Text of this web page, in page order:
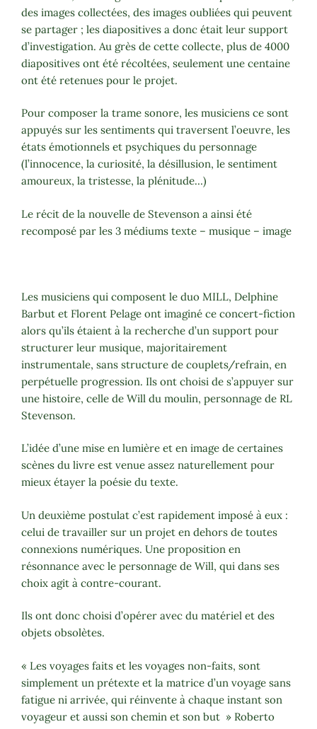
des images collectées, des images oubliées qui peuvent
se partager ; les diapositives a donc était leur support
d’investigation. Au grès de cette collecte, plus de 4000
diapositives ont été récoltées, seulement une centaine
ont été retenues pour le projet.
Pour composer la trame sonore, les musiciens ce sont
appuyés sur les sentiments qui traversent l’oeuvre, les
états émotionnels et psychiques du personnage
(l’innocence, la curiosité, la désillusion, le sentiment
amoureux, la tristesse, la plénitude…)
Le récit de la nouvelle de Stevenson a ainsi été
recomposé par les 3 médiums texte – musique – image
Les musiciens qui composent le duo MILL, Delphine
Barbut et Florent Pelage ont imaginé ce concert-fiction
alors qu’ils étaient à la recherche d’un support pour
structurer leur musique, majoritairement
instrumentale, sans structure de couplets/refrain, en
perpétuelle progression. Ils ont choisi de s’appuyer sur
une histoire, celle de Will du moulin, personnage de RL
Stevenson.
L’idée d’une mise en lumière et en image de certaines
scènes du livre est venue assez naturellement pour
mieux étayer la poésie du texte.
Un deuxième postulat c’est rapidement imposé à eux :
celui de travailler sur un projet en dehors de toutes
connexions numériques. Une proposition en
résonnance avec le personnage de Will, qui dans ses
choix agit à contre-courant.
Ils ont donc choisi d’opérer avec du matériel et des
objets obsolètes.
« Les voyages faits et les voyages non-faits, sont
simplement un prétexte et la matrice d’un voyage sans
fatigue ni arrivée, qui réinvente à chaque instant son
voyageur et aussi son chemin et son but » Roberto